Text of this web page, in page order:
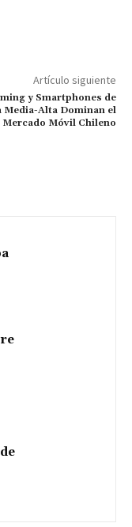
Artículo siguiente
y Smartphones de
Media-Alta Dominan el
Mercado Móvil Chileno